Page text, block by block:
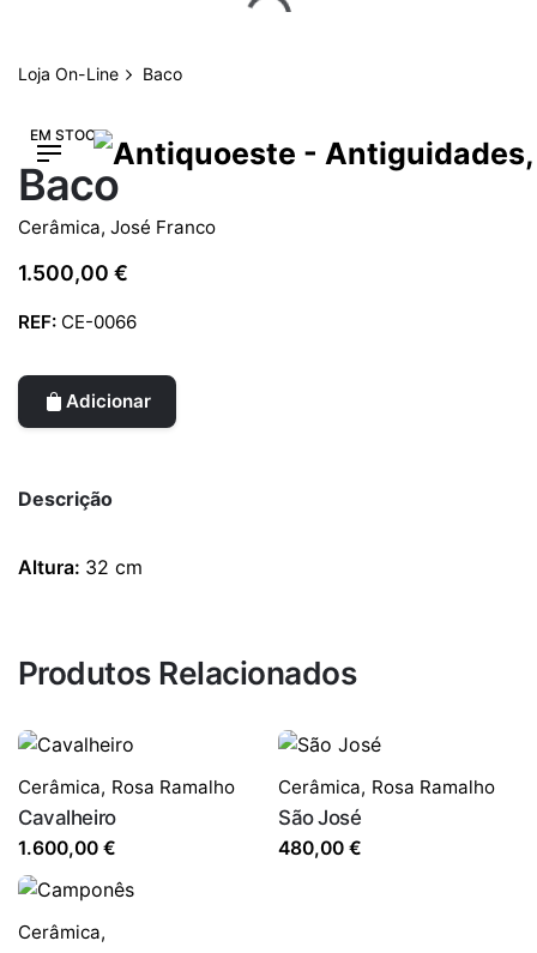
content
Loja On-Line Baco
EM STOCK
Baco
Cerâmica, José Franco
1.500,00 €
REF: CE-0066
Adicionar
Descrição
Altura: 32 cm
Produtos Relacionados
Cerâmica, Rosa Ramalho
Cavalheiro
1.600,00 €
Cerâmica, Rosa Ramalho
São José
480,00 €
Cerâmica,